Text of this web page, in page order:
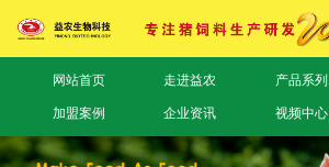
网站首页 走进益农 产品系列
加盟案例 企业资讯 视频中心